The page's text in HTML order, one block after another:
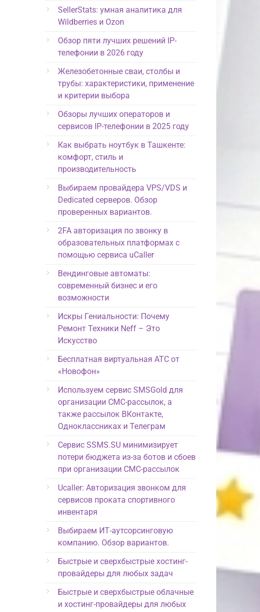
SellerStats: умная аналитика для
Wildberries и Ozon
Обзор пяти лучших решений IP-
телефонии в 2026 году
Железобетонные сваи, столбы и
трубы: характеристики, применение
и критерии выбора
Обзоры лучших операторов и
сервисов IP-телефонии в 2025 году
Как выбрать ноутбук в Ташкенте:
комфорт, стиль и
производительность
Выбираем провайдера VPS/VDS и
Dedicated серверов. Обзор
проверенных вариантов.
2FA авторизация по звонку в
образовательных платформах с
помощью сервиса uCaller
Вендинговые автоматы:
современный бизнес и его
возможности
Искры Гениальности: Почему
Ремонт Техники Neff – Это
Искусство
Бесплатная виртуальная АТС от
«Новофон»
Используем сервис SMSGold для
организации СМС-рассылок, а
также рассылок ВКонтакте,
Одноклассниках и Телеграм
Сервис SSMS.SU минимизирует
потери бюджета из-за ботов и сбоев
при организации СМС-рассылок
Ucaller: Авторизация звонком для
сервисов проката спортивного
инвентаря
Выбираем ИТ-аутсорсинговую
компанию. Обзор вариантов.
Быстрые и сверхбыстрые хостинг-
провайдеры для любых задач
Быстрые и сверхбыстрые облачные
и хостинг-провайдеры для любых